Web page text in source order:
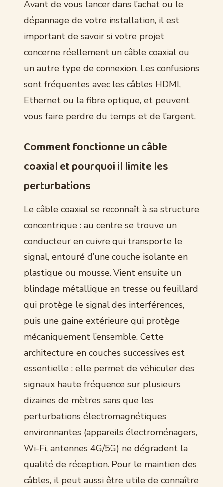
Avant de vous lancer dans l’achat ou le
dépannage de votre installation, il est
important de savoir si votre projet
concerne réellement un câble coaxial ou
un autre type de connexion. Les confusions
sont fréquentes avec les câbles HDMI,
Ethernet ou la fibre optique, et peuvent
vous faire perdre du temps et de l’argent.
Comment fonctionne un câble
coaxial et pourquoi il limite les
perturbations
Le câble coaxial se reconnaît à sa structure
concentrique : au centre se trouve un
conducteur en cuivre qui transporte le
signal, entouré d’une couche isolante en
plastique ou mousse. Vient ensuite un
blindage métallique en tresse ou feuillard
qui protège le signal des interférences,
puis une gaine extérieure qui protège
mécaniquement l’ensemble. Cette
architecture en couches successives est
essentielle : elle permet de véhiculer des
signaux haute fréquence sur plusieurs
dizaines de mètres sans que les
perturbations électromagnétiques
environnantes (appareils électroménagers,
Wi-Fi, antennes 4G/5G) ne dégradent la
qualité de réception. Pour le maintien des
câbles, il peut aussi être utile de connaître